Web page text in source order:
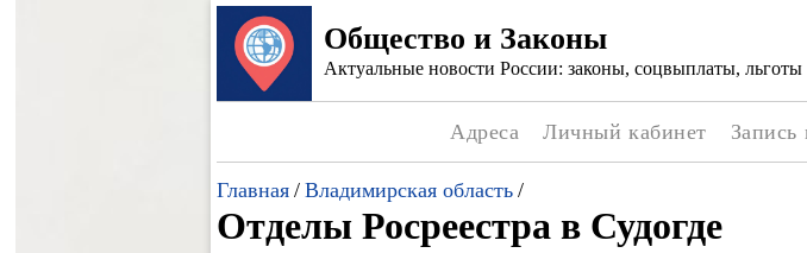
Общество и Законы
Актуальные новости России: законы, соцвыплаты, льготы
Адреса Личный кабинет Запись
Главная / Владимирская область /
Отделы Росреестра в Судогде